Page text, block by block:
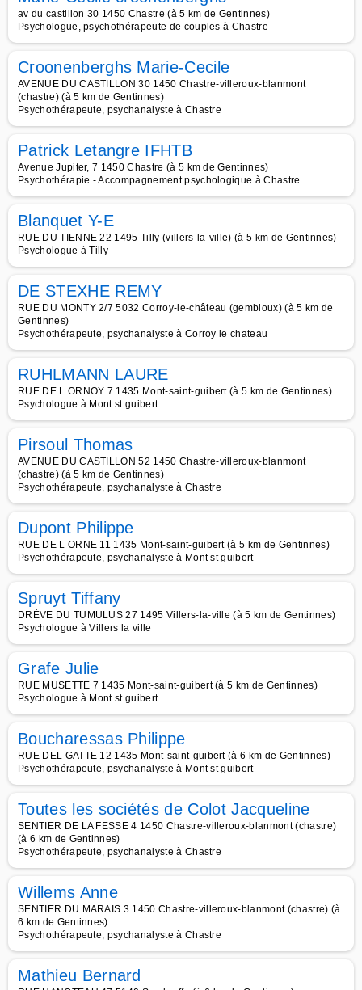
av du castillon 30 1450 Chastre (à 5 km de Gentinnes)
Psychologue, psychothérapeute de couples à Chastre
Croonenberghs Marie-Cecile
AVENUE DU CASTILLON 30 1450 Chastre-villeroux-blanmont
(chastre) (à 5 km de Gentinnes)
Psychothérapeute, psychanalyste à Chastre
Patrick Letangre IFHTB
Avenue Jupiter, 7 1450 Chastre (à 5 km de Gentinnes)
Psychothérapie - Accompagnement psychologique à Chastre
Blanquet Y-E
RUE DU TIENNE 22 1495 Tilly (villers-la-ville) (à 5 km de Gentinnes)
Psychologue à Tilly
DE STEXHE REMY
RUE DU MONTY 2/7 5032 Corroy-le-château (gembloux) (à 5 km de
Gentinnes)
Psychothérapeute, psychanalyste à Corroy le chateau
RUHLMANN LAURE
RUE DE L ORNOY 7 1435 Mont-saint-guibert (à 5 km de Gentinnes)
Psychologue à Mont st guibert
Pirsoul Thomas
AVENUE DU CASTILLON 52 1450 Chastre-villeroux-blanmont
(chastre) (à 5 km de Gentinnes)
Psychothérapeute, psychanalyste à Chastre
Dupont Philippe
RUE DE L ORNE 11 1435 Mont-saint-guibert (à 5 km de Gentinnes)
Psychothérapeute, psychanalyste à Mont st guibert
Spruyt Tiffany
DRÈVE DU TUMULUS 27 1495 Villers-la-ville (à 5 km de Gentinnes)
Psychologue à Villers la ville
Grafe Julie
RUE MUSETTE 7 1435 Mont-saint-guibert (à 5 km de Gentinnes)
Psychologue à Mont st guibert
Boucharessas Philippe
RUE DEL GATTE 12 1435 Mont-saint-guibert (à 6 km de Gentinnes)
Psychothérapeute, psychanalyste à Mont st guibert
Toutes les sociétés de Colot Jacqueline
SENTIER DE LA FESSE 4 1450 Chastre-villeroux-blanmont (chastre)
(à 6 km de Gentinnes)
Psychothérapeute, psychanalyste à Chastre
Willems Anne
SENTIER DU MARAIS 3 1450 Chastre-villeroux-blanmont (chastre) (à
6 km de Gentinnes)
Psychothérapeute, psychanalyste à Chastre
Mathieu Bernard